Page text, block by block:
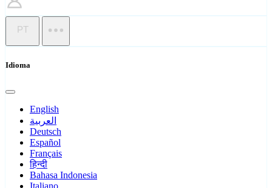
PT
Idioma
English
العربية
Deutsch
Español
Français
हिन्दी
Bahasa Indonesia